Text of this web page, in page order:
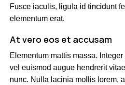
Fusce iaculis, ligula id tincidunt
elementum erat.
At vero eos et accusam
Elementum mattis massa.
vel euismod augue hendrerit
nunc. Nulla lacinia mollis lorem,